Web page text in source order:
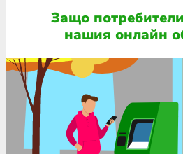
Защо
нашия онлайн